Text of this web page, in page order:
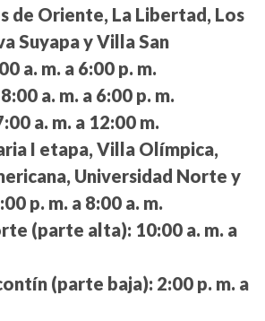
de Oriente, La Libertad, Los
Suyapa y Villa San
a. m. a 6:00 p. m.
8:00 a. m. a 6:00 p. m.
a. m. a 12:00 m.
I etapa, Villa Olímpica,
Universidad Norte y
p. m. a 8:00 a. m.
(parte alta): 10:00 a. m. a
(parte baja): 2:00 p. m. a